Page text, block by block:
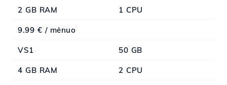
2 GB RAM 1 CPU
9.99 € / mėnuo
VS1 50 GB
4 GB RAM 2 CPU